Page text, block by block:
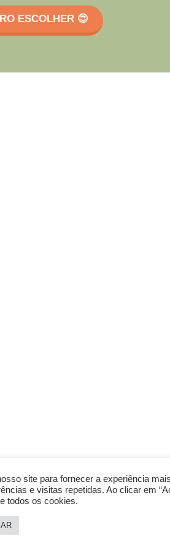
ESCOLHER 😍
site para fornecer a experiência
e visitas repetidas. Ao clicar em
todos os cookies.